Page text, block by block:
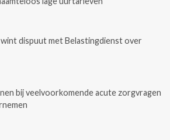
dispuut met Belastingdienst over
bij veelvoorkomende acute zorgvragen